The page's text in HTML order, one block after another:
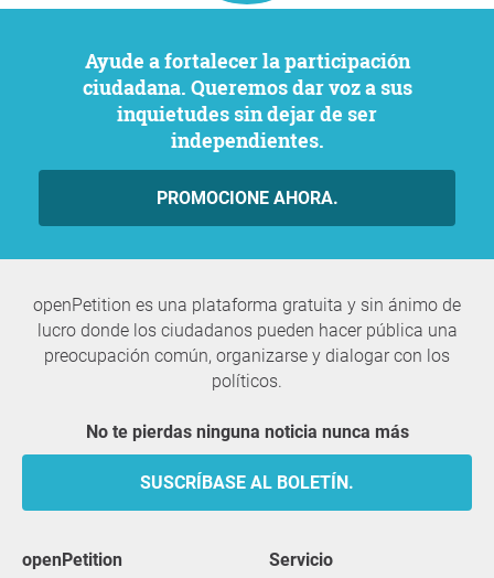
Ayude a fortalecer la participación
ciudadana. Queremos dar voz a sus
inquietudes sin dejar de ser
independientes.
PROMOCIONE AHORA.
openPetition es una plataforma gratuita y sin ánimo de
lucro donde los ciudadanos pueden hacer pública una
preocupación común, organizarse y dialogar con los
políticos.
No te pierdas ninguna noticia nunca más
SUSCRÍBASE AL BOLETÍN.
openPetition servicio